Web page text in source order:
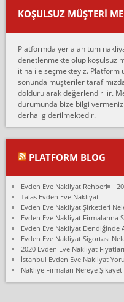
var verdikleri fiyat teklifini arttırdılar.
oldukça tutarsı...
Ankara Alicanlar naklyat tel
Konya ya Alicanlar naklyat la
fiyatın mazoto gele...
Fatih kokmese:
Diyarbakır dan eşyamı getirtmek
Son anda fiyat artırdılar..
Ali:
olduk. Asansörlü dediler sonra
fark istediler. ortada asa...
Nimet:
Ben 2021 Ağustos ilk haftası Evimi
Mahallesi'nden bir başka
oturuyorum önceleri ara...
Nimet Köse:
Merhaba ben 2021 Ağustos ilk
KOŞULSUZ MÜŞTERI
Platformda yer alan tüm
denetlenmekte olup koşulsuz
itina ile seçmekteyiz.
sonunda müşteriler
doldurularak değerlendirilir.
durumunda bize bilgi
derhal giderilmektedir.
PLATFORM BLOG
Evden Eve Nakliyat Rehberi
Talas Evden Eve Nakliyat
Evden Eve Nakliyat Şirketleri
Evden Eve Nakliyat Firmalarına
Evden Eve Nakliyat Dendiğinde
Evden Eve Nakliyat Sigortası
2020 Evden Eve Nakliyat Fiyatları
İstanbul Evden Eve Nakliyat
Nakliye Firmaları Nereye Şikayet